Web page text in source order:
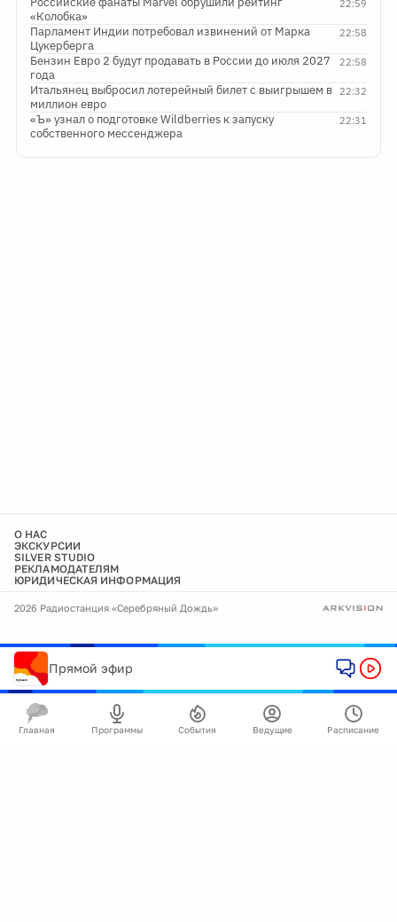
22:59
«Колобка»
22:58
Парламент Индии потребовал извинений от Марка
Цукерберга
22:58
Бензин Евро 2 будут продавать в России до июля 2027
года
22:32
Итальянец выбросил лотерейный билет с выигрышем в
миллион евро
22:31
«Ъ» узнал о подготовке Wildberries к запуску
собственного мессенджера
О НАС
ЭКСКУРСИИ
SILVER STUDIO
РЕКЛАМОДАТЕЛЯМ
ЮРИДИЧЕСКАЯ ИНФОРМАЦИЯ
2026 Радиостанция «Серебряный Дождь»
Прямой эфир
Главная Программы События Ведущие Расписание